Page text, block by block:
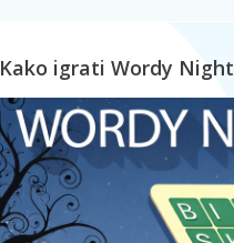
Kako igrati Wordy Night